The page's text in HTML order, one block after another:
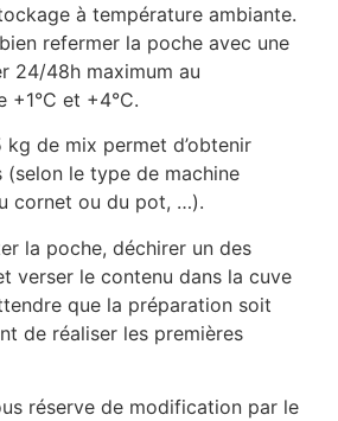
à température ambiante.
refermer la poche avec une
24/48h maximum au
+1°C et +4°C.
kg de mix permet d’obtenir
le type de machine
cornet ou du pot, …).
la poche, déchirer un des
verser le contenu dans la cuve
que la préparation soit
de réaliser les premières
réserve de modification par le